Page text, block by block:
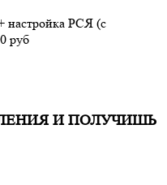
настройка РСЯ (с
руб
И ПОЛУЧИШЬ